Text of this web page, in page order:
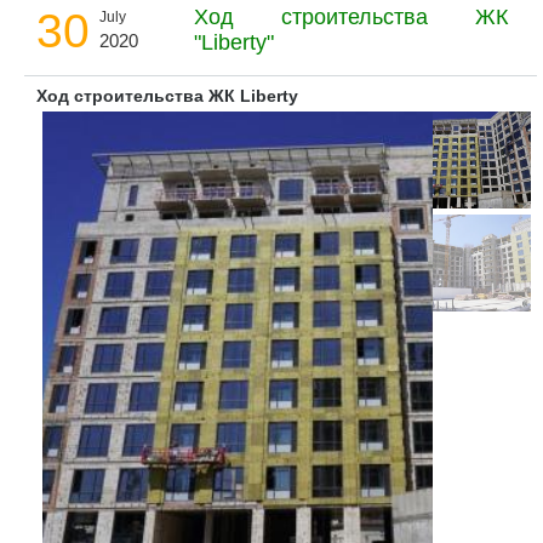
30 July
2020
Ход строительства ЖК
"Liberty"
Ход строительства ЖК Liberty